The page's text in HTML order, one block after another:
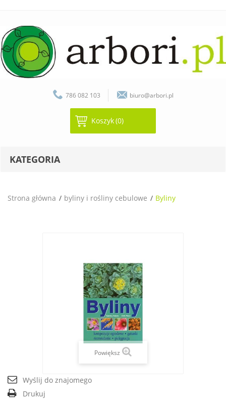
786 082 103 biuro@arbori.pl
Koszyk(0)
KATEGORIA
Strona główna byliny i rośliny cebulowe Byliny
Powiększ
Wyślij do znajomego
Drukuj